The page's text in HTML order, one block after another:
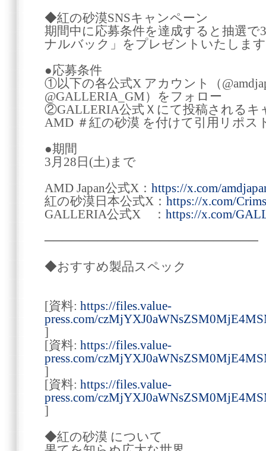
◆紅の砂漠SNSキャンペーン
期間中に応募条件を達成すると抽選で
ナルバック」をプレゼントいたしま
●応募条件
①以下の各公式X アカウント（
@GALLERIA_GM）をフォロー
②GALLERIA公式Ｘにて投稿されるキ
AMD ＃紅の砂漠 を付けて引用リポス
●期間
3月28日(土)まで
AMD Japan公式X： https://x.com/
紅の砂漠日本公式X： https://x.com/
GALLERIA公式X ： https://x.com/
────────────────────────
◆おすすめ製品スペック
[資料: https://files.value-
press.com/
]
[資料: https://files.value-
press.com/
]
[資料: https://files.value-
press.com/
]
◆紅の砂漠 について